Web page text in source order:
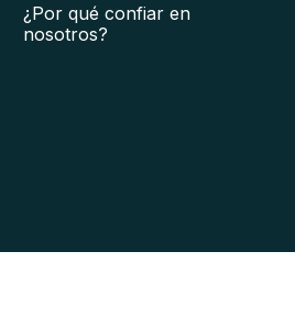
¿Por qué confiar en
nosotros?